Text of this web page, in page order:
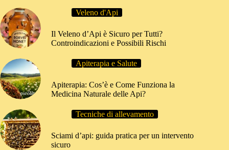
Veleno d'Api
Il Veleno d’Api è Sicuro per Tutti?
Controindicazioni e Possibili Rischi
Apiterapia e Salute
Apiterapia: Cos’è e Come Funziona la
Medicina Naturale delle Api?
Tecniche di allevamento
Sciami d’api: guida pratica per un intervento
sicuro